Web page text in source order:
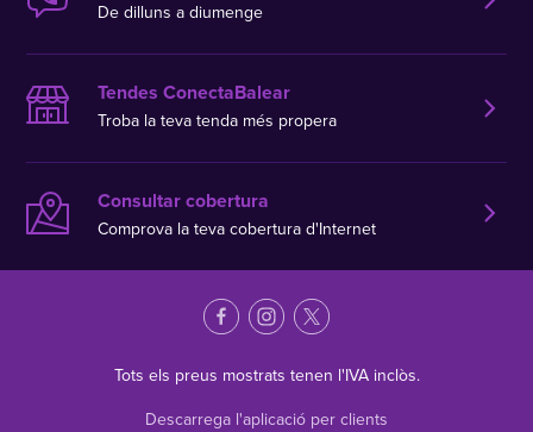
De dilluns a diumenge
Tendes ConectaBalear
Troba la teva tenda més propera
Consultar cobertura
Comprova la teva cobertura d'Internet
Tots els preus mostrats tenen l'IVA inclòs.
Descarrega l'aplicació per clients